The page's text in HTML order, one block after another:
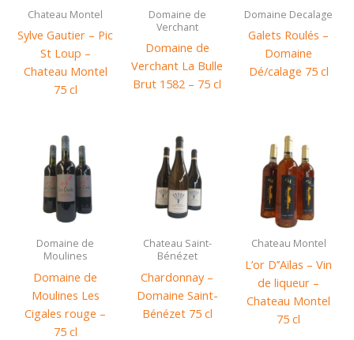
Chateau Montel
Sylve Gautier – Pic
St Loup –
Chateau Montel
75 cl
Domaine de
Verchant
Domaine de
Verchant La Bulle
Brut 1582 – 75 cl
Domaine Decalage
Galets Roulés –
Domaine
Dé/calage 75 cl
Domaine de
Moulines
Domaine de
Moulines Les
Cigales rouge –
75 cl
Chateau Saint-
Bénézet
Chardonnay –
Domaine Saint-
Bénézet 75 cl
Chateau Montel
L’or D’’Aïlas – Vin
de liqueur –
Chateau Montel
75 cl